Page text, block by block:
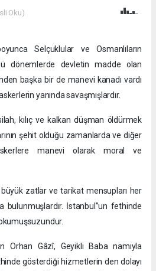
Oku)
Selçuklular ve Osmanlıların
dönemlerde devletin madde olan
başka bir de manevi kanadı vardı
yanında savaşmışlardır.
kılıç ve kalkan düşman öldürmek
şehit olduğu zamanlarda ve diğer
manevi olarak moral ve
zatlar ve tarikat mensupları her
bulunmuşlardır. İstanbul”un fethinde
Orhan Gâzî, Geyikli Baba namıyla
gösterdiği hizmetlerin den dolayı